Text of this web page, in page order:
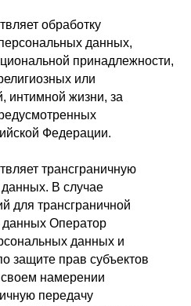
обработку
данных,
принадлежности,
или
интимной жизни, за
Федерации.
трансграничную
В случае
для трансграничной
данных Оператор
данных и
защите прав субъектов
намерении
передачу